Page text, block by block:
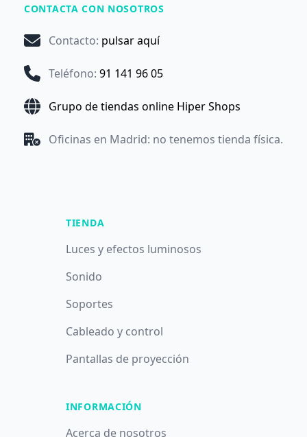
CONTACTA CON NOSOTROS
Contacto: pulsar aquí
Teléfono: 91 141 96 05
Grupo de tiendas online Hiper Shops
Oficinas en Madrid: no tenemos tienda física.
TIENDA
Luces y efectos luminosos
Sonido
Soportes
Cableado y control
Pantallas de proyección
INFORMACIÓN
Acerca de nosotros